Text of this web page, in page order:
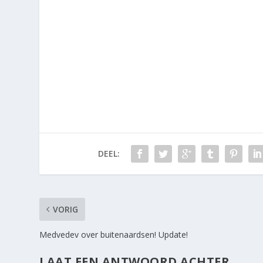
DEEL:
VORIG
Medvedev over buitenaardsen! Update!